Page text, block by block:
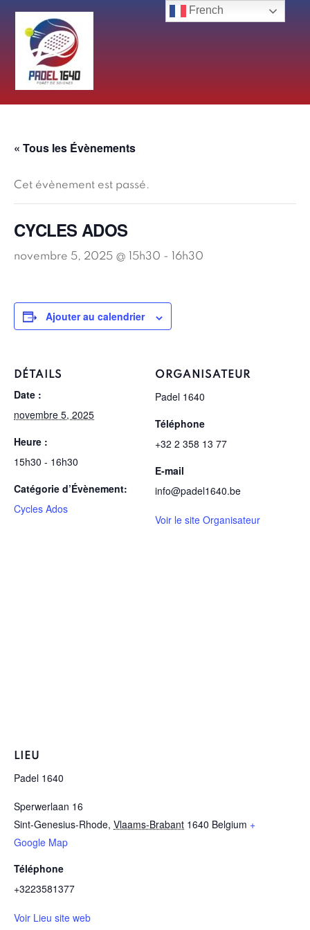
content
« Tous les Évènements
Cet évènement est passé.
CYCLES ADOS
novembre 5, 2025 @ 15h30 - 16h30
Ajouter au calendrier
DÉTAILS
Date :
novembre 5, 2025
Heure :
15h30 - 16h30
Catégorie d’Évènement:
Cycles Ados
ORGANISATEUR
Padel 1640
Téléphone
+32 2 358 13 77
E-mail
info@padel1640.be
Voir le site Organisateur
LIEU
Padel 1640
Sperwerlaan 16
Sint-Genesius-Rhode, Vlaams-Brabant 1640 Belgium +
Google Map
Téléphone
+3223581377
Voir Lieu site web
French